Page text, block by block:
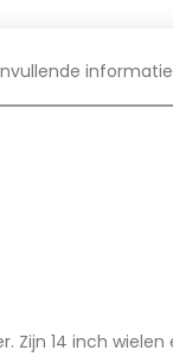
informatie
14 inch